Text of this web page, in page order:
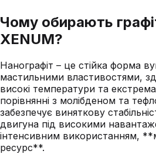
Чому обирають
XENUM?
Нанографіт – це стійка форма
мастильними властивостями,
високі температури та
порівнянні з молібденом та
забезпечує виняткову
двигуна під високими
інтенсивним використанням,
ресурс**.